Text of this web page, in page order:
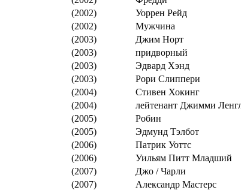
(2002)
Уоррен Рейд
(2002)
Мужчина
(2003)
Джим Норт
(2003)
придворный
(2003)
Эдвард Хэнд
(2003)
Рори Слиппери
(2004)
Стивен Хокинг
(2004)
лейтенант Джимми
(2005)
Робин
(2005)
Эдмунд Тэлбот
(2006)
Патрик Уоттс
(2006)
Уильям Питт Младший
(2007)
Джо / Чарли
(2007)
Александр Мастерс